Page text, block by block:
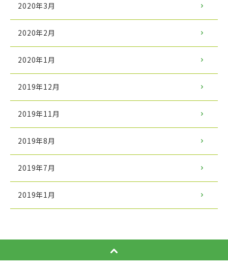
2020年3月
2020年2月
2020年1月
2019年12月
2019年11月
2019年8月
2019年7月
2019年1月